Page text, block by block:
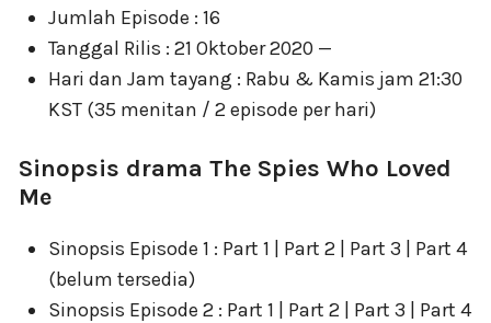
Jumlah Episode : 16
Tanggal Rilis : 21 Oktober 2020 —
Hari dan Jam tayang : Rabu & Kamis jam 21:30
KST (35 menitan / 2 episode per hari)
Sinopsis drama The Spies Who Loved
Me
Sinopsis Episode 1 : Part 1 | Part 2 | Part 3 | Part 4
(belum tersedia)
Sinopsis Episode 2 : Part 1 | Part 2 | Part 3 | Part 4